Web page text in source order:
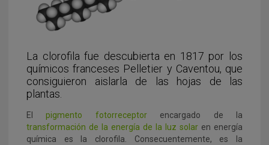
La clorofila fue descubierta en 1817 por los
químicos franceses Pelletier y Caventou, que
consiguieron aislarla de las hojas de las
plantas.
Elpigmento fotorreceptorencargado de la
transformación de la energía de la luz solar en energía
química es la clorofila. Consecuentemente, es la